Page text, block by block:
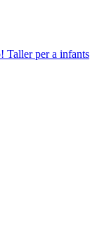
Taller per a infants